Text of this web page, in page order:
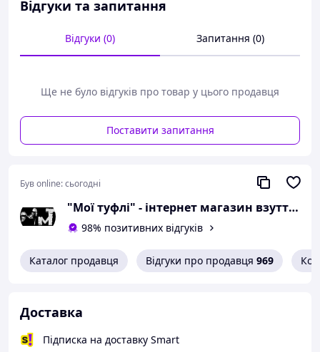
сантиметра;
розмір 47 - 31,5
сантиметра;
Можлива похибка вимірювань +/- 2мм.
При оформленні замовлення
необхідний розмір вказуйте в
коментарях.
Вам сподобалася модель
і Ви вирішили купити?
Зателефонуйте 067-9272731 / 050-
9336271 і уточніть наявність
Всі товари магазину -->
Відгуки та запитання
Відгуки (0) Запитання (0)
Ще не було відгуків про товар у цього продавця
Поставити запитання
Був online:сьогодні
"Мої туфлі" - інтернет магазин взуття на всі випадки життя.
98% позитивних відгуків
Каталог продавця Відгуки про продавця 969
Доставка
Підписка на доставку Smart